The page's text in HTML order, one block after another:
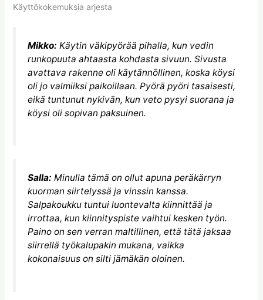
Käyttökokemuksia arjesta
Mikko: Käytin väkipyörää pihalla, kun vedin
runkopuuta ahtaasta kohdasta sivuun. Sivusta
avattava rakenne oli käytännöllinen, koska köysi
oli jo valmiiksi paikoillaan. Pyörä pyöri tasaisesti,
eikä tuntunut nykivän, kun veto pysyi suorana ja
köysi oli sopivan paksuinen.
Salla: Minulla tämä on ollut apuna peräkärryn
kuorman siirtelyssä ja vinssin kanssa.
Salpakoukku tuntui luontevalta kiinnittää ja
irrottaa, kun kiinnityspiste vaihtui kesken työn.
Paino on sen verran maltillinen, että tätä jaksaa
siirrellä työkalupakin mukana, vaikka
kokonaisuus on silti jämäkän oloinen.